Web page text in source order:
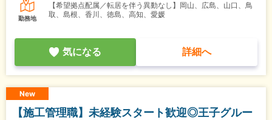
勤務地
【希望拠点配属／転居を伴う異動なし】岡山、広島、山口、鳥
取、島根、香川、徳島、高知、愛媛
気になる 詳細へ
New
【施工管理職】未経験スタート歓迎◎王子グルー